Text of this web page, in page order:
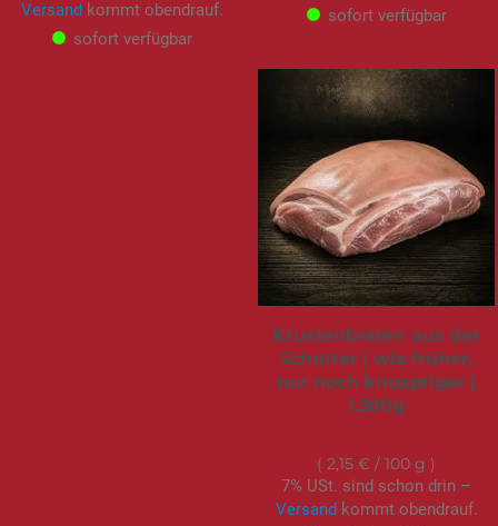
Versandkommt obendrauf.
sofort verfügbar
sofort verfügbar
Krustenbraten aus der
Schulter | wie früher,
nur noch knuspriger |
1.300g
2,15 € / 100 g
7% USt. sind schon drin –
Versandkommt obendrauf.